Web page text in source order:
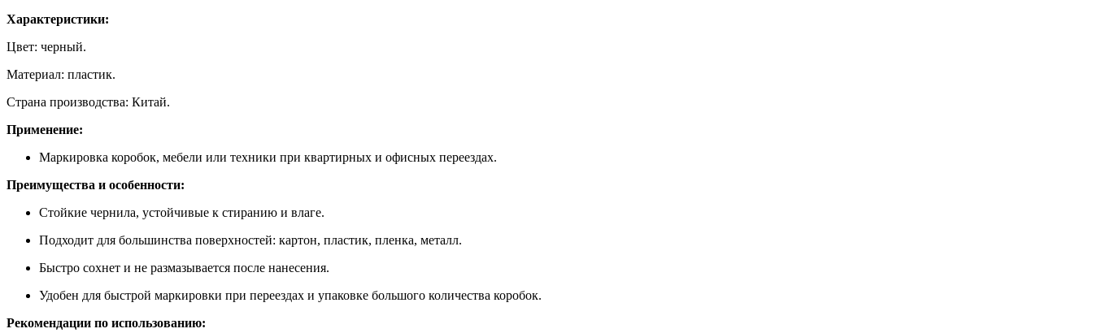
Характеристики:
Цвет: черный.
Материал: пластик.
Страна производства: Китай.
Применение:
Маркировка коробок, мебели или техники при квартирных и офисных переездах.
Преимущества и особенности:
Стойкие чернила, устойчивые к стиранию и влаге.
Подходит для большинства поверхностей: картон, пластик, пленка, металл.
Быстро сохнет и не размазывается после нанесения.
Удобен для быстрой маркировки при переездах и упаковке большого количества коробок.
Рекомендации по использованию: